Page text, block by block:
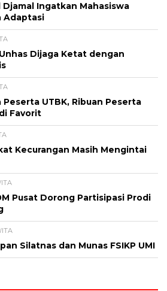
Djamal Ingatkan Mahasiswa
Adaptasi
Dijaga Ketat dengan
Peserta UTBK, Ribuan Peserta
Favorit
Kecurangan Masih Mengintai
Pusat Dorong Partisipasi Prodi
Silatnas dan Munas FSIKP UMI